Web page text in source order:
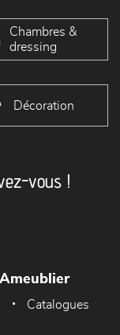
Chambres &
dressing
Décoration
vous !
Catalogues